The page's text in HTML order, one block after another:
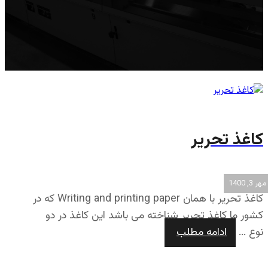
کاغذ تحریر
مهر 3, 1400
کاغذ تحریر با همان Writing and printing paper که در
کشور ما کاغذ تحریر شناخته می باشد این کاغذ در دو
نوع ...
ادامه مطلب